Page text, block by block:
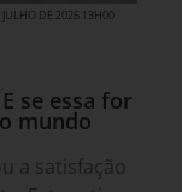
JULHO DE 2026 13H00
se essa for
mundo
a satisfação